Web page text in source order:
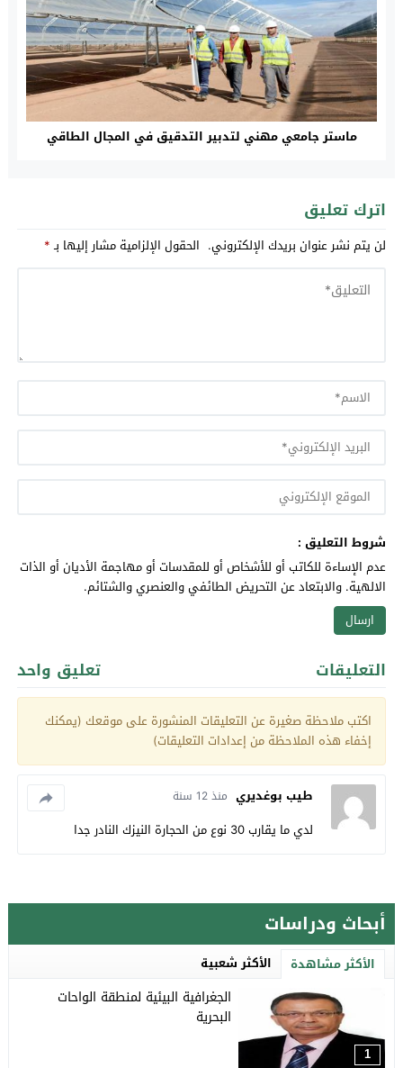
ماستر جامعي مهني لتدبير التدقيق في المجال الطاقي
اترك تعليق
لن يتم نشر عنوان بريدك الإلكتروني. الحقول الإلزامية مشار إليها بـ*
شروط التعليق :
عدم الإساءة للكاتب أو للأشخاص أو للمقدسات أو مهاجمة الأديان أو الذات
الالهية. والابتعاد عن التحريض الطائفي والعنصري والشتائم.
التعليقات تعليق واحد
اكتب ملاحظة صغيرة عن التعليقات المنشورة على موقعك (يمكنك
إخفاء هذه الملاحظة من إعدادات التعليقات)
طيب بوغديري منذ 12 سنة
لدي ما يقارب 30 نوع من الحجارة النيزك النادر جدا
أبحاث ودراسات
الأكثر مشاهدة الأكثر شعبية
1
الجغرافية البيئية لمنطقة الواحات
البحرية